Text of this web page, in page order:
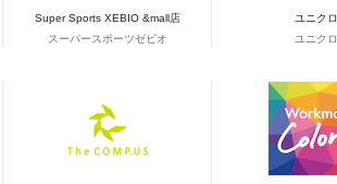
Super Sports XEBIO &mall店
スーパースポーツゼビオ
ユニクロ
ユニクロ